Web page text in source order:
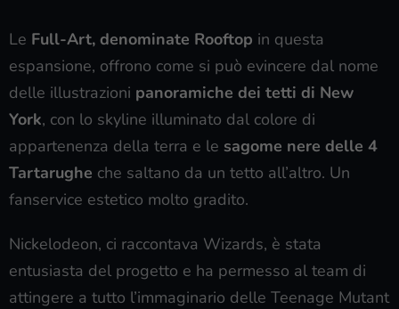
Le Full-Art, denominate Rooftop in questa
espansione, offrono come si può evincere dal nome
delle illustrazioni panoramiche dei tetti di New
York, con lo skyline illuminato dal colore di
appartenenza della terra e le sagome nere delle 4
Tartarughe che saltano da un tetto all’altro. Un
fanservice estetico molto gradito.
Nickelodeon, ci raccontava Wizards, è stata
entusiasta del progetto e ha permesso al team di
attingere a tutto l’immaginario delle Teenage Mutant